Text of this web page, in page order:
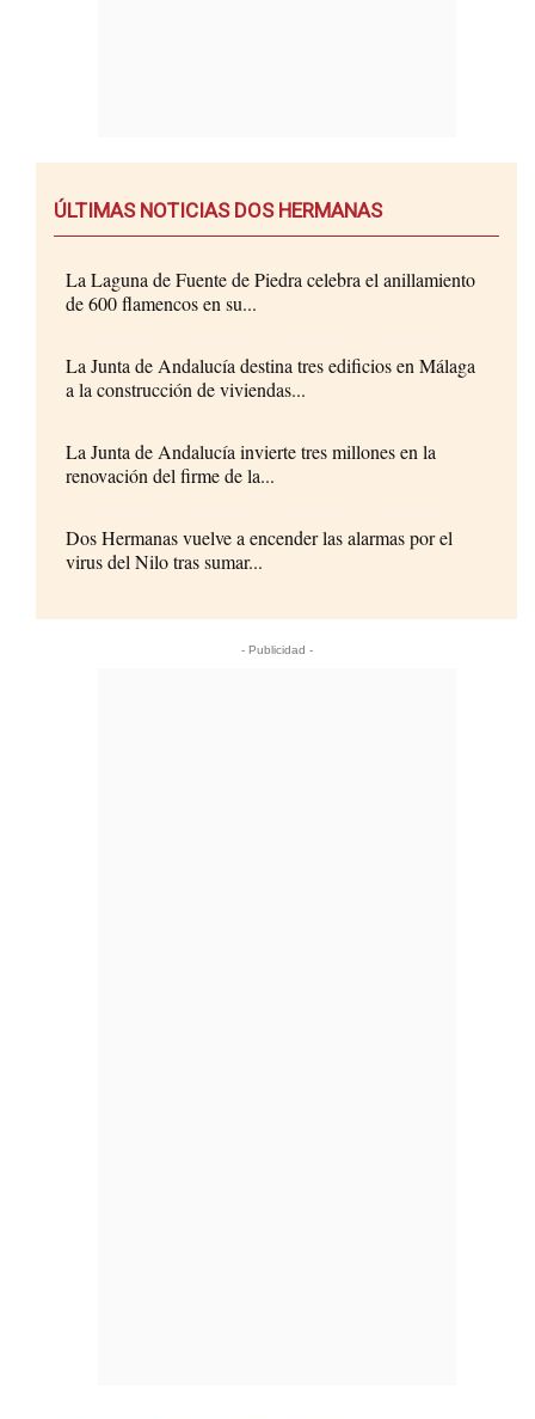
ÚLTIMAS NOTICIAS DOS HERMANAS
La Laguna de Fuente de Piedra celebra el anillamiento
de 600 flamencos en su...
La Junta de Andalucía destina tres edificios en Málaga
a la construcción de viviendas...
La Junta de Andalucía invierte tres millones en la
renovación del firme de la...
Dos Hermanas vuelve a encender las alarmas por el
virus del Nilo tras sumar...
- Publicidad -